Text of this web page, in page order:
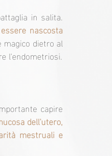
in salita.
nascosta
magico dietro al
l'endometriosi.
capire
dell'utero,
mestruali e